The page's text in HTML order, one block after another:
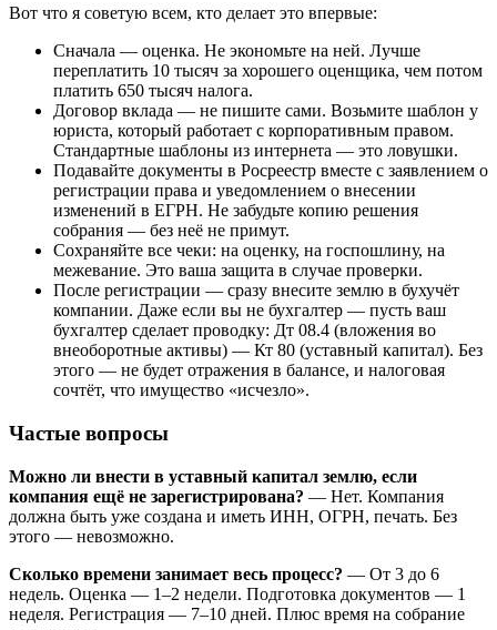
Вот что я советую всем, кто делает это впервые:
Сначала — оценка. Не экономьте на ней. Лучше
переплатить 10 тысяч за хорошего оценщика, чем потом
платить 650 тысяч налога.
Договор вклада — не пишите сами. Возьмите шаблон у
юриста, который работает с корпоративным правом.
Стандартные шаблоны из интернета — это ловушки.
Подавайте документы в Росреестр вместе с заявлением о
регистрации права и уведомлением о внесении
изменений в ЕГРН. Не забудьте копию решения
собрания — без неё не примут.
Сохраняйте все чеки: на оценку, на госпошлину, на
межевание. Это ваша защита в случае проверки.
После регистрации — сразу внесите землю в бухучёт
компании. Даже если вы не бухгалтер — пусть ваш
бухгалтер сделает проводку: Дт 08.4 (вложения во
внеоборотные активы) — Кт 80 (уставный капитал). Без
этого — не будет отражения в балансе, и налоговая
сочтёт, что имущество «исчезло».
Частые вопросы
Можно ли внести в уставный капитал землю, если
компания ещё не зарегистрирована? — Нет. Компания
должна быть уже создана и иметь ИНН, ОГРН, печать. Без
этого — невозможно.
Сколько времени занимает весь процесс? — От 3 до 6
недель. Оценка — 1–2 недели. Подготовка документов — 1
неделя. Регистрация — 7–10 дней. Плюс время на собрание